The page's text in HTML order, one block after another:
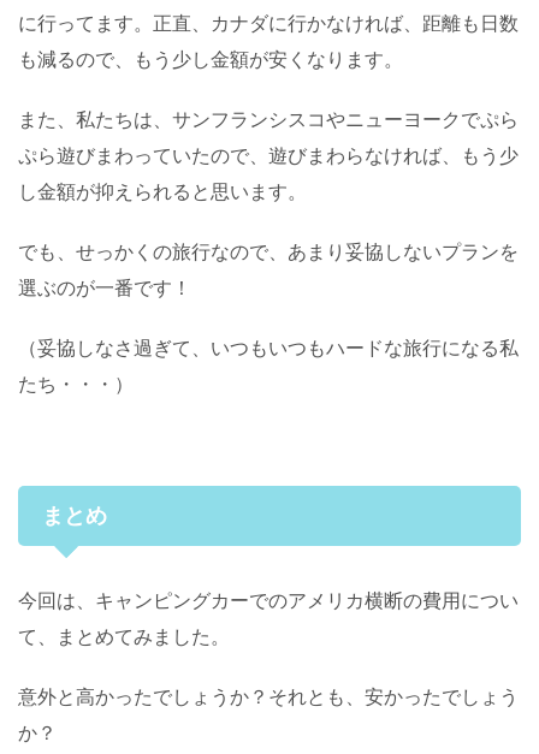
に行ってます。正直、カナダに行かなければ、距離も日数
も減るので、もう少し金額が安くなります。
また、私たちは、サンフランシスコやニューヨークでぷら
ぷら遊びまわっていたので、遊びまわらなければ、もう少
し金額が抑えられると思います。
でも、せっかくの旅行なので、あまり妥協しないプランを
選ぶのが一番です！
（妥協しなさ過ぎて、いつもいつもハードな旅行になる私
たち・・・）
まとめ
今回は、キャンピングカーでのアメリカ横断の費用につい
て、まとめてみました。
意外と高かったでしょうか？それとも、安かったでしょう
か？